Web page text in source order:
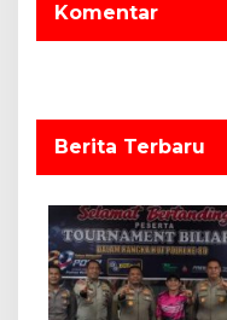
s
Komentar
Berita Terbaru